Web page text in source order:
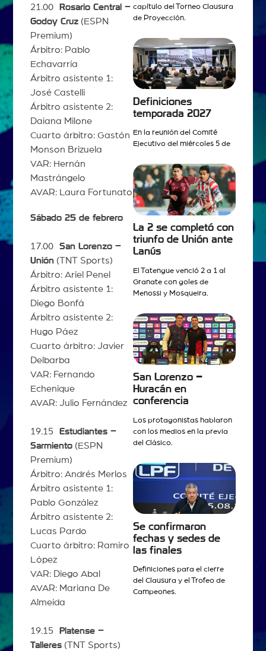
21.00
Rosario Central –
Godoy Cruz(ESPN
Premium)
Árbitro: Pablo
Echavarría
Árbitro asistente 1:
José Castelli
Árbitro asistente 2:
Daiana Milone
Cuarto árbitro: Gastón
Monson Brizuela
VAR: Hernán
Mastrángelo
AVAR: Laura Fortunato
Sábado 25 de febrero
17.00 San Lorenzo –
Unión(TNT Sports)
Árbitro: Ariel Penel
Árbitro asistente 1:
Diego Bonfá
Árbitro asistente 2:
Hugo Páez
Cuarto árbitro: Javier
Delbarba
VAR: Fernando
Echenique
AVAR: Julio Fernández
19.15 Estudiantes –
Sarmiento(ESPN
Premium)
Árbitro: Andrés Merlos
Árbitro asistente 1:
Pablo González
Árbitro asistente 2:
Lucas Pardo
Cuarto árbitro: Ramiro
López
VAR: Diego Abal
AVAR: Mariana De
Almeida
19.15
Platense –
Talleres(TNT Sports)
capítulo del Torneo Clausura
de Proyección.
Definiciones
temporada 2027
En la reunión del Comité
Ejecutivo del miércoles 5 de
La 2 se completó con
triunfo de Unión ante
Lanús
El Tatengue venció 2 a 1 al
Granate con goles de
Menossi y Mosqueira.
San Lorenzo –
Huracán en
conferencia
Los protagonistas hablaron
con los medios en la previa
del Clásico.
Se confirmaron
fechas y sedes de
las finales
Definiciones para el cierre
del Clausura y el Trofeo de
Campeones.